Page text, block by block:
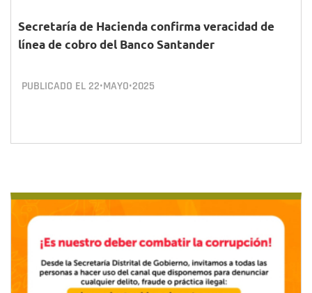
Secretaría de Hacienda confirma veracidad de
línea de cobro del Banco Santander
PUBLICADO EL 22•MAYO•2025